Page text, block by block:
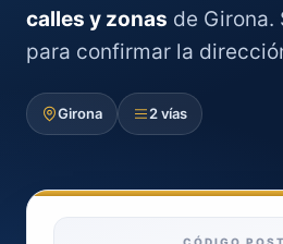
calles y zonas de Girona.
para confirmar la
Girona 2 vías